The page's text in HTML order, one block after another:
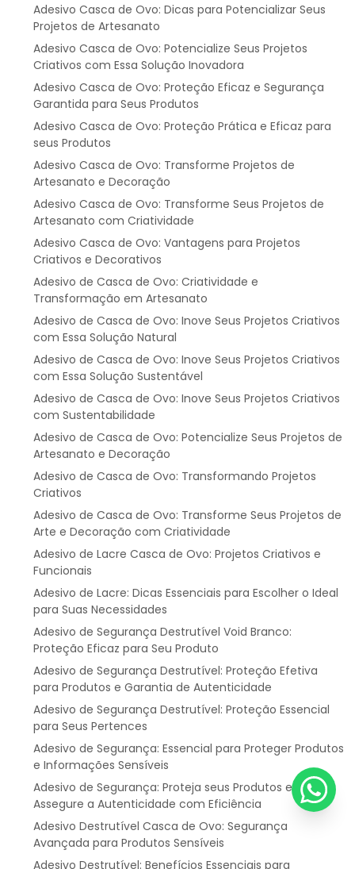
Adesivo Casca de Ovo: Dicas para Potencializar Seus
Projetos de Artesanato
Adesivo Casca de Ovo: Potencialize Seus Projetos
Criativos com Essa Solução Inovadora
Adesivo Casca de Ovo: Proteção Eficaz e Segurança
Garantida para Seus Produtos
Adesivo Casca de Ovo: Proteção Prática e Eficaz para
seus Produtos
Adesivo Casca de Ovo: Transforme Projetos de
Artesanato e Decoração
Adesivo Casca de Ovo: Transforme Seus Projetos de
Artesanato com Criatividade
Adesivo Casca de Ovo: Vantagens para Projetos
Criativos e Decorativos
Adesivo de Casca de Ovo: Criatividade e
Transformação em Artesanato
Adesivo de Casca de Ovo: Inove Seus Projetos Criativos
com Essa Solução Natural
Adesivo de Casca de Ovo: Inove Seus Projetos Criativos
com Essa Solução Sustentável
Adesivo de Casca de Ovo: Inove Seus Projetos Criativos
com Sustentabilidade
Adesivo de Casca de Ovo: Potencialize Seus Projetos de
Artesanato e Decoração
Adesivo de Casca de Ovo: Transformando Projetos
Criativos
Adesivo de Casca de Ovo: Transforme Seus Projetos de
Arte e Decoração com Criatividade
Adesivo de Lacre Casca de Ovo: Projetos Criativos e
Funcionais
Adesivo de Lacre: Dicas Essenciais para Escolher o Ideal
para Suas Necessidades
Adesivo de Segurança Destrutível Void Branco:
Proteção Eficaz para Seu Produto
Adesivo de Segurança Destrutível: Proteção Efetiva
para Produtos e Garantia de Autenticidade
Adesivo de Segurança Destrutível: Proteção Essencial
para Seus Pertences
Adesivo de Segurança: Essencial para Proteger Produtos
e Informações Sensíveis
Adesivo de Segurança: Proteja seus Produtos e
Assegure a Autenticidade com Eficiência
Adesivo Destrutível Casca de Ovo: Segurança
Avançada para Produtos Sensíveis
Adesivo Destrutível: Benefícios Essenciais para